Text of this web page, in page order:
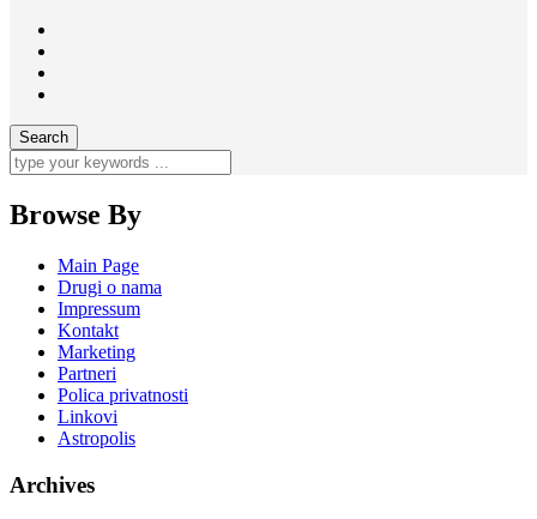
Browse By
Main Page
Drugi o nama
Impressum
Kontakt
Marketing
Partneri
Polica privatnosti
Linkovi
Astropolis
Archives